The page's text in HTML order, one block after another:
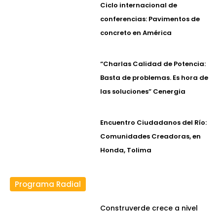
Ciclo internacional de
conferencias: Pavimentos de
concreto en América
“Charlas Calidad de Potencia:
Basta de problemas. Es hora de
las soluciones” Cenergia
Encuentro Ciudadanos del Río:
Comunidades Creadoras, en
Honda, Tolima
Programa Radial
Construverde crece a nivel